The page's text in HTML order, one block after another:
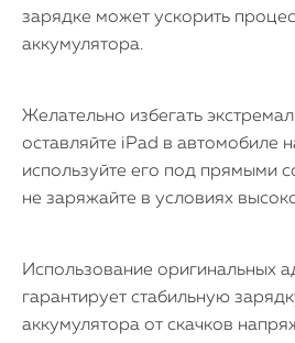
зарядке может ускорить
аккумулятора.
Желательно избегать
оставляйте iPad в автомобиле
используйте его под прямыми
не заряжайте в условиях
Использование оригинальных
гарантирует стабильную
аккумулятора от скачков